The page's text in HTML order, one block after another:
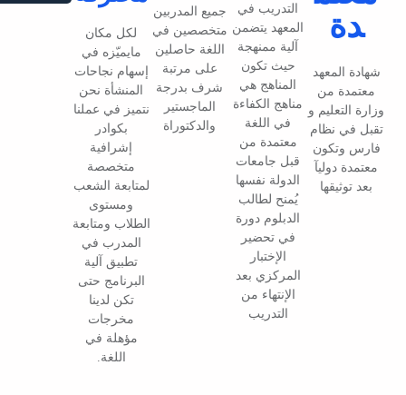
في
يتضمن
هي
الكفاءة
اللغة
من
جامعات
جميع المدربين
متخصصين في
اللغة حاصلين
على مرتبة
شرف بدرجة
الماجستير
والدكتوراة
لكل مكان
مايميّزه في
إسهام نجاحات
المنشأة نحن
نتميز في عملنا
بكوادر
إشرافية
متخصصة
لمتابعة الشعب
ومستوى
الطلاب ومتابعة
المدرب في
تطبيق آلية
البرنامج حتى
تكن لدينا
مخرجات